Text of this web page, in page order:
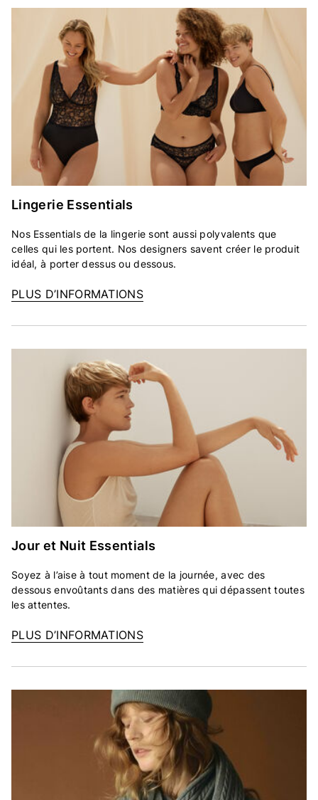
Lingerie Essentials
Nos Essentials de la lingerie sont aussi polyvalents que
celles qui les portent. Nos designers savent créer le produit
idéal, à porter dessus ou dessous.
PLUS D’INFORMATIONS
Jour et Nuit Essentials
Soyez à l’aise à tout moment de la journée, avec des
dessous envoûtants dans des matières qui dépassent toutes
les attentes.
PLUS D’INFORMATIONS